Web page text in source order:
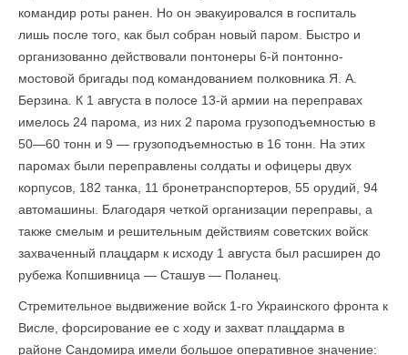
командир роты ранен. Но он эвакуировался в госпиталь
лишь после того, как был собран новый паром. Быстро и
организованно действовали понтонеры 6-й понтонно-
мостовой бригады под командованием полковника Я. А.
Берзина. К 1 августа в полосе 13-й армии на переправах
имелось 24 парома, из них 2 парома грузоподъемностью в
50—60 тонн и 9 — грузоподъемностью в 16 тонн. На этих
паромах были переправлены солдаты и офицеры двух
корпусов, 182 танка, 11 бронетранспортеров, 55 орудий, 94
автомашины. Благодаря четкой организации переправы, а
также смелым и решительным действиям советских войск
захваченный плацдарм к исходу 1 августа был расширен до
рубежа Копшивница — Сташув — Поланец.
Стремительное выдвижение войск 1-го Украинского фронта к
Висле, форсирование ее с ходу и захват плацдарма в
районе Сандомира имели большое оперативное значение: